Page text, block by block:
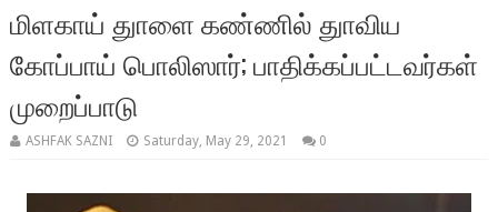
மிளகாய் துாளை கண்ணில் துாவிய
கோப்பாய் பொலிஸார்; பாதிக்கப்பட்டவர்கள்
முறைப்பாடு
ASHFAK SAZNI Saturday, May 29, 2021 0